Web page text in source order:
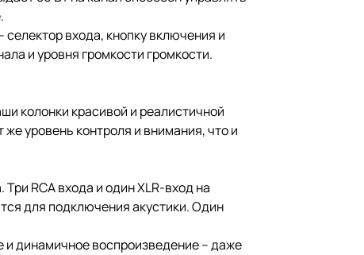
входа, кнопку включения и
и уровня громкости громкости.
колонки красивой и реалистичной
уровень контроля и внимания, что и
RCA входа и один XLR-вход на
для подключения акустики. Один
и динамичное воспроизведение – даже